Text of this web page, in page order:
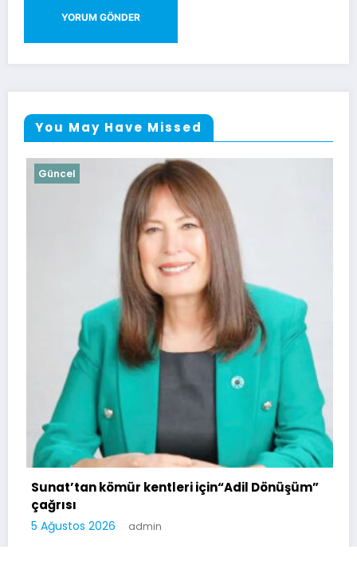
You May Have Missed
Güncel
Sunat’tan kömür kentleri için“Adil Dönüşüm”
çağrısı
5 Ağustos 2026 admin